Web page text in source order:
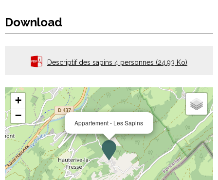
Download
Descriptif des sapins 4 personnes (24.93 Ko)
Appartement - Les Sapins
+
−